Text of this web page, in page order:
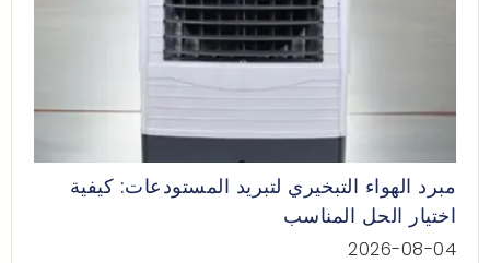
مبرد الهواء التبخيري لتبريد المستودعات: كيفية
اختيار الحل المناسب
2026-08-04